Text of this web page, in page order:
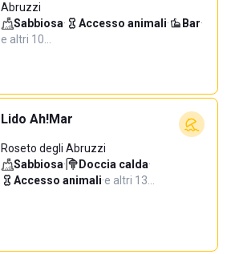
Abruzzi
Sabbiosa· Accesso animali· Bar·
e altri 10…
Lido Ah!Mar
Roseto degli Abruzzi
Sabbiosa· Doccia calda·
Accesso animali·e altri 13…